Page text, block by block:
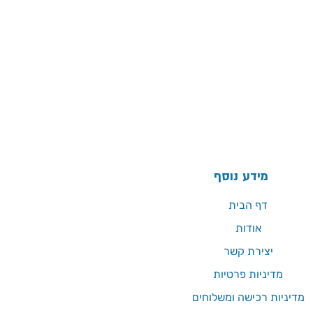
מידע נוסף
דף הבית
אודות
יצירת קשר
מדיניות פרטיות
מדיניות רכישה ומשלוחים